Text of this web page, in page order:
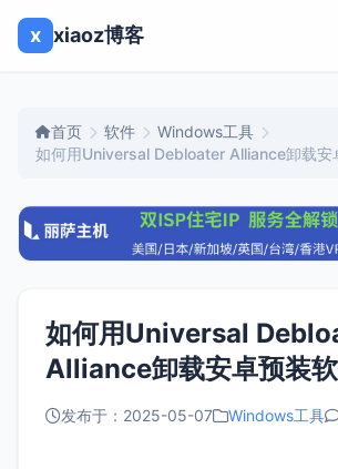
x xiaoz博客
首页 软件
Windows工具
如何用Universal Debloater Alliance卸载安
如何用Universal
Alliance卸载安卓预装
发布于：2025-05-07 Windows工具